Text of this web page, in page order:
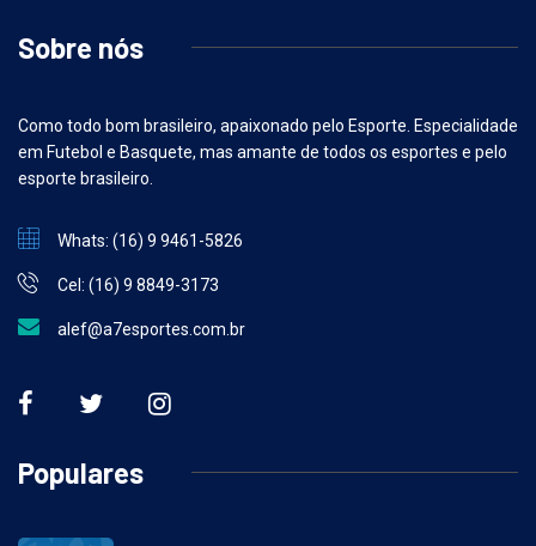
Sobre nós
Como todo bom brasileiro, apaixonado pelo Esporte. Especialidade
em Futebol e Basquete, mas amante de todos os esportes e pelo
esporte brasileiro.
Whats: (16) 9 9461-5826
Cel: (16) 9 8849-3173
alef@a7esportes.com.br
Populares